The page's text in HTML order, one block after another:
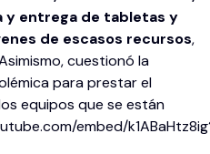
y entrega de tabletas y
de escasos recursos,
cuestionó la
para prestar el
equipos que se están
embed/